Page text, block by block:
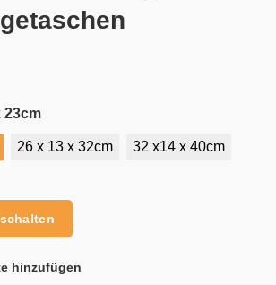
23cm
26 x 13 x 32cm 32 x14 x 40cm
hinzufügen